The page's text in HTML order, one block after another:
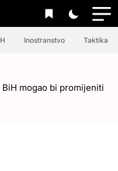
Inostranstvo Taktika
mogao bi promijeniti